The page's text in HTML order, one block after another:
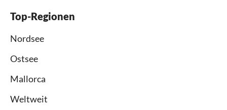
Top-Regionen
Nordsee
Ostsee
Mallorca
Weltweit